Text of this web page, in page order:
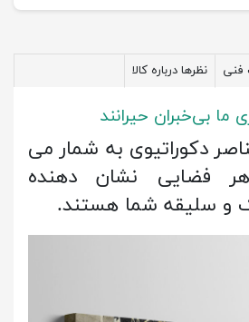
فنی نظرها درباره کالا
ما بی‌خبران حیرانند
دکوراتیوی به شمار می
فضایی نشان دهنده
سلیقه شما هستند.